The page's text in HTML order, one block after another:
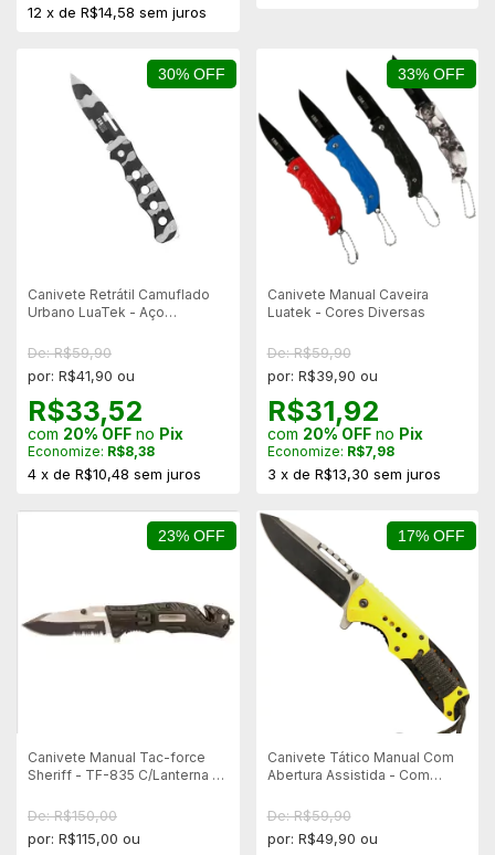
12 x de R$14,58 sem juros
30% OFF
Canivete Retrátil Camuflado
Urbano LuaTek - Aço
De: R$59,90
por: R$41,90 ou
R$33,52
com 20% OFF no Pix
Economize: R$8,38
4 x de R$10,48 sem juros
33% OFF
Canivete Manual Caveira
Luatek - Cores Diversas
De: R$59,90
por: R$39,90 ou
R$31,92
com 20% OFFno Pix
Economize: R$7,98
3 x de R$13,30 sem juros
23% OFF
Canivete Manual Tac-force
Sheriff - TF-835 C/Lanterna e
Cinto
De: R$150,00
por: R$115,00 ou
17% OFF
Canivete Tático Manual Com
Abertura Assistida - Com
De: R$59,90
por: R$49,90 ou